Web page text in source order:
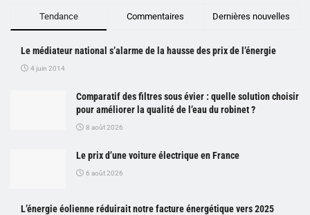
Tendance Commentaires Dernières nouvelles
Le médiateur national s’alarme de la hausse des prix de l’énergie
4 juin 2014
Comparatif des filtres sous évier : quelle solution choisir
pour améliorer la qualité de l’eau du robinet ?
8 août 2026
Le prix d’une voiture électrique en France
6 août 2026
L’énergie éolienne réduirait notre facture énergétique vers 2025